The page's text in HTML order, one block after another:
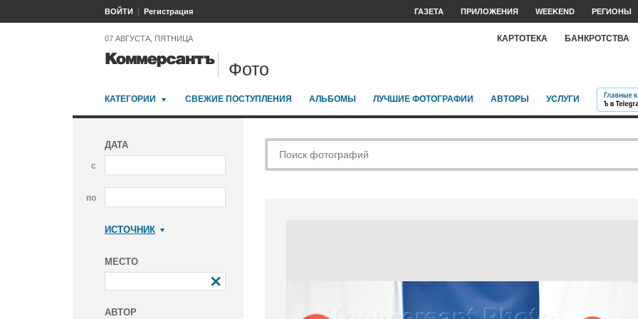
ВОЙТИ Регистрация ГАЗЕТА ПРИЛОЖЕНИЯ WEEKEND РЕГИОНЫ
07 АВГУСТА, ПЯТНИЦА КАРТОТЕКА БАНКРОТСТВА
Фото
КАТЕГОРИИ СВЕЖИЕ ПОСТУПЛЕНИЯ АЛЬБОМЫ ЛУЧШИЕ ФОТОГРАФИИ АВТОРЫ УСЛУГИ
ДАТА
с
по
ИСТОЧНИК
МЕСТО
АВТОР